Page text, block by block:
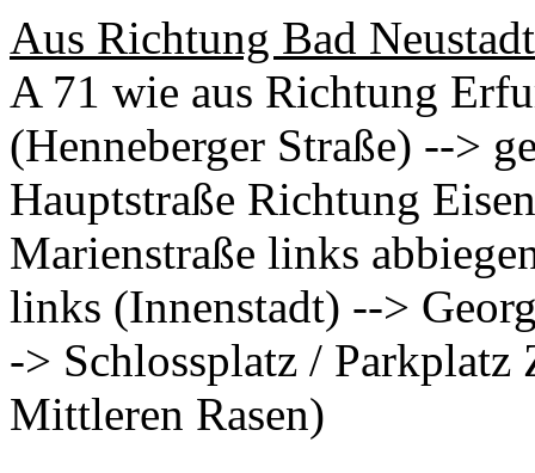
Aus Richtung Bad
A 71 wie aus Richtung
(Henneberger Straße) -->
Hauptstraße Richtung
Marienstraße links
links (Innenstadt) -->
-> Schlossplatz / Parkplatz
Mittleren Rasen)